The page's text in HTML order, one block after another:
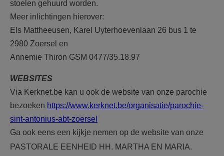
stoelen gehuurd worden.
Meer inlichtingen hierover:
Els Mattheeusen, Karel Uyterhoevenlaan 26 bus 1 te
2980 Zoersel en
Annemie Thiron GSM 0477/35.18.97
WEBSITES
Via Kerknet.be kan u ook de website van onze parochie
bezoeken https://www.kerknet.be/organisatie/parochie-
sint-antonius-abt-zoersel
Ga ook eens een kijkje nemen op de website van onze
PASTORALE EENHEID HH. MARTHA EN MARIA.